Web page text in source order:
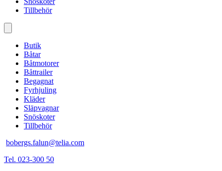
Tillbehör
Butik
Båtar
Båtmotorer
Båttrailer
Begagnat
Fyrhjuling
Kläder
Släpvagnar
Snöskoter
Tillbehör
bobergs.falun@telia.com
Tel. 023-300 50